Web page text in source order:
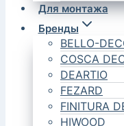
Для монтажа
Бренды
BELLO-
COSCA
DEARTIO
FEZARD
FINITURA
HIWOOD